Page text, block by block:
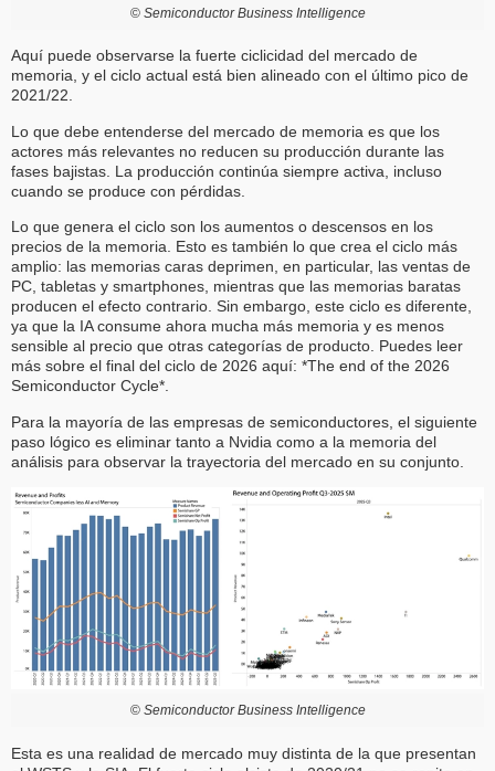
© Semiconductor Business Intelligence
Aquí puede observarse la fuerte ciclicidad del mercado de
memoria, y el ciclo actual está bien alineado con el último pico de
2021/22.
Lo que debe entenderse del mercado de memoria es que los
actores más relevantes no reducen su producción durante las
fases bajistas. La producción continúa siempre activa, incluso
cuando se produce con pérdidas.
Lo que genera el ciclo son los aumentos o descensos en los
precios de la memoria. Esto es también lo que crea el ciclo más
amplio: las memorias caras deprimen, en particular, las ventas de
PC, tabletas y smartphones, mientras que las memorias baratas
producen el efecto contrario. Sin embargo, este ciclo es diferente,
ya que la IA consume ahora mucha más memoria y es menos
sensible al precio que otras categorías de producto. Puedes leer
más sobre el final del ciclo de 2026 aquí: *The end of the 2026
Semiconductor Cycle*.
Para la mayoría de las empresas de semiconductores, el siguiente
paso lógico es eliminar tanto a Nvidia como a la memoria del
análisis para observar la trayectoria del mercado en su conjunto.
© Semiconductor Business Intelligence
Esta es una realidad de mercado muy distinta de la que presentan